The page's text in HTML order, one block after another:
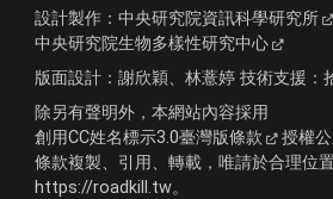
設計製作： 中央研究院資訊科學研究所
中央研究院生物多樣性研究中心
版面設計： 謝欣穎、林薏婷 技術支援：
除另有聲明外，本網站內容採用
創用CC姓名標示3.0臺灣版條款
授權
條款複製、引用、轉載，唯請於合理位
https://roadkill.tw。